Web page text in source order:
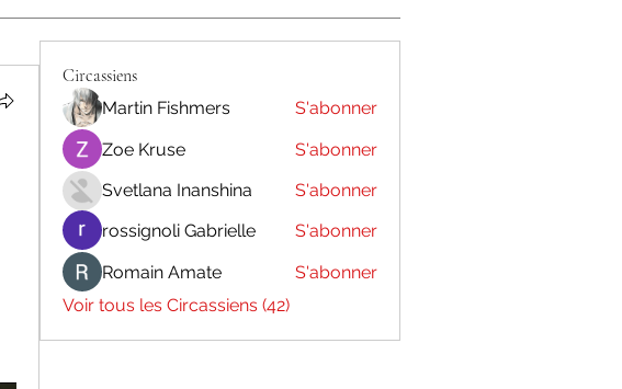
Circassiens
Martin Fishmers
S'abonner
Zoe Kruse
S'abonner
Svetlana Inanshina
S'abonner
rossignoli Gabrielle
S'abonner
Romain Amate
S'abonner
Voir tous les Circassiens (42)